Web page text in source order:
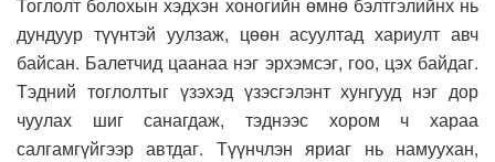
дундуур түүнтэй уулзаж, цөөн асуултад хариулт авч
байсан. Балетчид цаанаа нэг эрхэмсэг, гоо, цэх байдаг.
Тэдний тоглолтыг үзэхэд үзэсгэлэнт хунгууд нэг дор
чуулах шиг санагдаж, тэднээс хором ч хараа
салгамгүйгээр автдаг. Түүнчлэн яриаг нь намуухан,